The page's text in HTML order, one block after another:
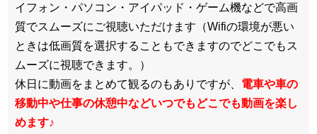
イフォン・パソコン・アイパッド・ゲーム機などで高画
質でスムーズにご視聴いただけます（Wifiの環境が悪い
ときは低画質を選択することもできますのでどこでもス
ムーズに視聴できます。）
休日に動画をまとめて観るのもありですが、 電車や車の
移動中や仕事の休憩中などいつでもどこでも動画を楽し
めます♪